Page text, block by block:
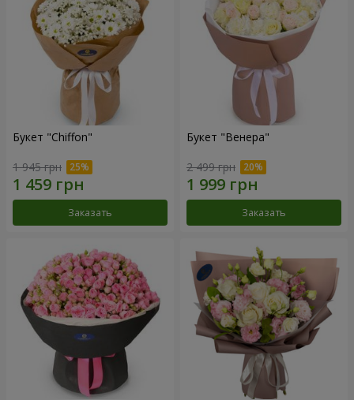
Букет "Chiffon"
1 945 грн
Заказать
Букет "Венера"
2 499 грн
Заказать